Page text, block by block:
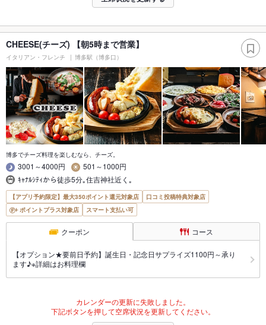
CHEESE(チーズ) 【朝5時まで営業】
イタリアン・フレンチ 博多駅（博多口）
博多でチーズ料理を楽しむなら、チーズ。
3001～4000円
501～1000円
ｷｬﾅﾙｼﾃｨから徒歩5分｡住吉神社近く｡
【アプリ予約限定】最大350ポイント還元対象店
口コミ投稿特典対象店
ポイントプラス対象店
スマート支払い可
クーポン コース
【オプション★要前日予約】誕生日・記念日サプライズ1100円～承り
ます♪※詳細はお料理欄
カレンダーの更新に失敗しました。
下記ボタンを押して空席状況を更新してください。